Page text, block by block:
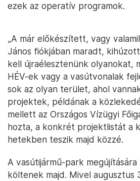
ezek az operatív programok.
„A már előkészített, vagy
János fiókjában maradt,
kell újraélesztenünk olyanokat,
HÉV-ek vagy a vasútvonalak
sok az olyan terület, ahol
projektek, példának a
mellett az Országos Vízügyi
hozta, a konkrét projektlistát a
hetekben teszik majd közzé.
A vasútijármű-park megújítására
költenek majd. Mivel augusztus